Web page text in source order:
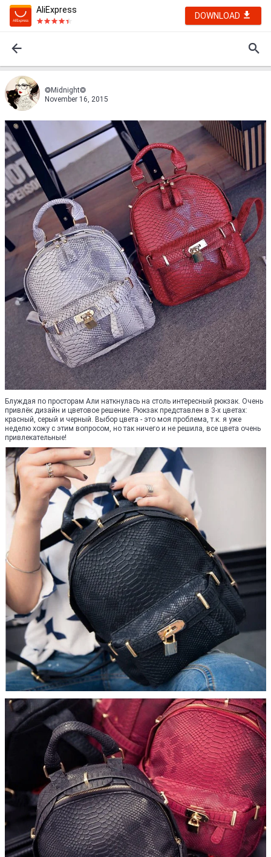
AliExpress
DOWNLOAD
❂Midnight❂
November 16, 2015
Блуждая по просторам Али наткнулась на столь интересный рюкзак. Очень
привлёк дизайн и цветовое решение. Рюкзак представлен в 3-х цветах:
красный, серый и черный. Выбор цвета - это моя проблема, т.к. я уже
неделю хожу с этим вопросом, но так ничего и не решила, все цвета очень
привлекательные!